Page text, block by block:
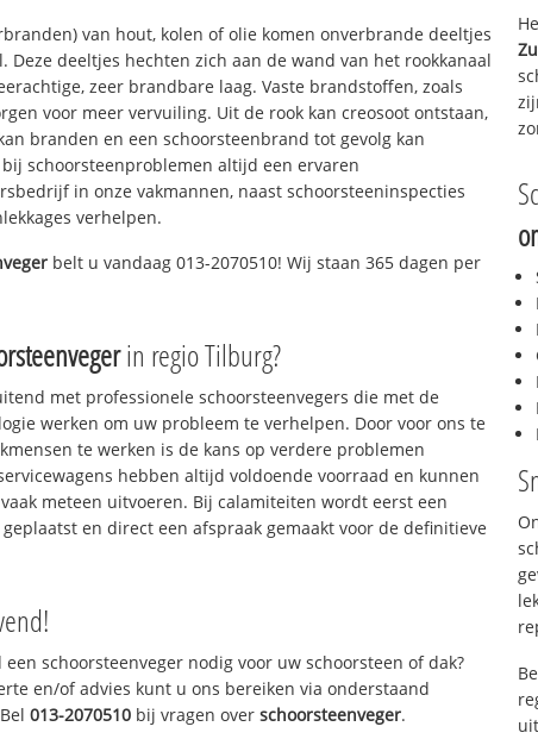
van hout, kolen of olie komen onverbrande deeltjes
Deze deeltjes hechten zich aan de wand van het rookkanaal
zeer brandbare laag. Vaste brandstoffen, zoals
voor meer vervuiling. Uit de rook kan creosoot ontstaan,
branden en een schoorsteenbrand tot gevolg kan
schoorsteenproblemen altijd een ervaren
in onze vakmannen, naast schoorsteeninspecties
verhelpen.
belt u vandaag 013-2070510! Wij staan 365 dagen per
in regio Tilburg?
met professionele schoorsteenvegers die met de
werken om uw probleem te verhelpen. Door voor ons te
te werken is de kans op verdere problemen
hebben altijd voldoende voorraad en kunnen
meteen uitvoeren. Bij calamiteiten wordt eerst een
en direct een afspraak gemaakt voor de definitieve
schoorsteenveger nodig voor uw schoorsteen of dak?
en/of advies kunt u ons bereiken via onderstaand
013-2070510 bij vragen overschoorsteenveger.